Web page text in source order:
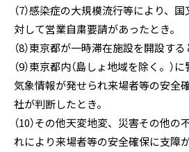
（7）感染症の大規模流行等により、
対して営業自粛要請があったとき。
（8）東京都が一時滞在施設を開設する
（9）東京都内（島しょ地域を除く。）
気象情報が発せられ来場者等の安全
社が判断したとき。
（10）その他天変地変、災害その他
れにより来場者等の安全確保に支障